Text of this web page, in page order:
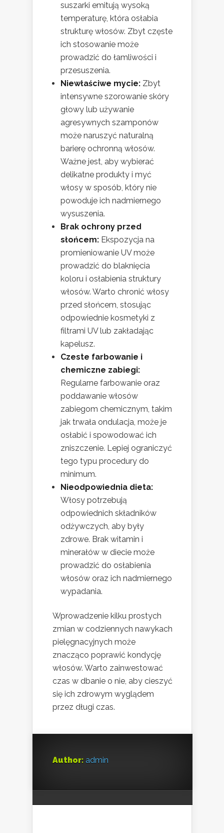
suszarki emitują wysoką
temperaturę, która osłabia
strukturę włosów. Zbyt częste
ich stosowanie może
prowadzić do łamliwości i
przesuszenia.
Niewłaściwe mycie: Zbyt
intensywne szorowanie skóry
głowy lub używanie
agresywnych szamponów
może naruszyć naturalną
barierę ochronną włosów.
Ważne jest, aby wybierać
delikatne produkty i myć
włosy w sposób, który nie
powoduje ich nadmiernego
wysuszenia.
Brak ochrony przed
słońcem: Ekspozycja na
promieniowanie UV może
prowadzić do blaknięcia
koloru i osłabienia struktury
włosów. Warto chronić włosy
przed słońcem, stosując
odpowiednie kosmetyki z
filtrami UV lub zakładając
kapelusz.
Czeste farbowanie i
chemiczne zabiegi:
Regularne farbowanie oraz
poddawanie włosów
zabiegom chemicznym, takim
jak trwała ondulacja, może je
osłabić i spowodować ich
zniszczenie. Lepiej ograniczyć
tego typu procedury do
minimum.
Nieodpowiednia dieta:
Włosy potrzebują
odpowiednich składników
odżywczych, aby były
zdrowe. Brak witamin i
minerałów w diecie może
prowadzić do osłabienia
włosów oraz ich nadmiernego
wypadania.
Wprowadzenie kilku prostych
zmian w codziennych nawykach
pielęgnacyjnych może
znacząco poprawić kondycję
włosów. Warto zainwestować
czas w dbanie o nie, aby cieszyć
się ich zdrowym wyglądem
przez długi czas.
Author: admin